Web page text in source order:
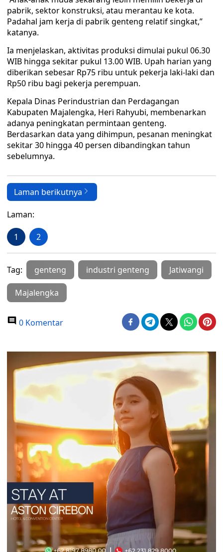
pabrik, sektor konstruksi, atau merantau ke kota.
Padahal jam kerja di pabrik genteng relatif singkat,”
katanya.
Ia menjelaskan, aktivitas produksi dimulai pukul 06.30
WIB hingga sekitar pukul 13.00 WIB. Upah harian yang
diberikan sebesar Rp75 ribu untuk pekerja laki-laki dan
Rp50 ribu bagi pekerja perempuan.
Kepala Dinas Perindustrian dan Perdagangan
Kabupaten Majalengka, Heri Rahyubi, membenarkan
adanya peningkatan permintaan genteng.
Berdasarkan data yang dihimpun, pesanan meningkat
sekitar 30 hingga 40 persen dibandingkan tahun
sebelumnya.
Laman berikutnya
Laman:
1 2
Tag: genteng industri genteng Jatiwangi
Majalengka
0 Komentar